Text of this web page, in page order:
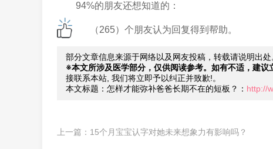
94%的朋友还想知道的：
（265）个朋友认为回复得到帮助。
部分文章信息来源于网络以及网友投稿，转载请说明出处
※本文所涉及医学部分，仅供阅读参考。如有不适，建议
接联系本站, 我们将立即予以纠正并致歉!。
本文标题：怎样才能弥补爸爸长期不在的短板？： http://
上一篇： 15个月宝宝认字对她未来想象力有影响吗？